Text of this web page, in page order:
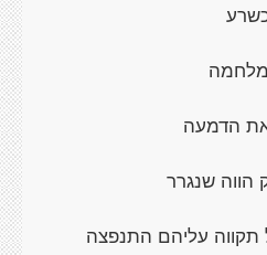
הדמעה
הווה שנגרר
עליהם התנפצה